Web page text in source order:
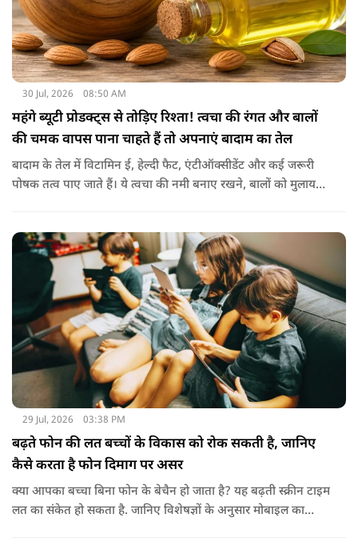
30 Jul, 2026 08:50 AM
महंगे ब्यूटी प्रोडक्ट्स से तोड़िए रिश्ता! त्वचा की रंगत और बालों
की चमक वापस पाना चाहते हैं तो अपनाएं बादाम का तेल
बादाम के तेल में विटामिन ई, हेल्दी फैट, एंटीऑक्सीडेंट और कई जरूरी
पोषक तत्व पाए जाते हैं। ये त्वचा की नमी बनाए रखने, बालों को मुलायम
पहले से ज्यादा मुलायम महसूस होते हैं। कुछ लोग बादाम के तेल को जैतून
के तेल के साथ मिलाकर भी इस्तेमाल करते हैं। इससे बालों की देखभाल
बेहतर तरीके से होती है। हालांकि अगर बाल बहुत ज्यादा झड़ रहे हों, तो
पहले त्वचा विशेषज्ञ से सलाह लेना जरूरी है।
29 Jul, 2026 03:38 PM
बढ़ते फोन की लत बच्चों के विकास को रोक सकती है, जानिए
कैसे करता है फोन दिमाग पर असर
क्या आपका बच्चा बिना फोन के बेचैन हो जाता है? यह बढ़ती स्क्रीन टाइम
लत का संकेत हो सकता है. जानिए विशेषज्ञों के अनुसार मोबाइल का